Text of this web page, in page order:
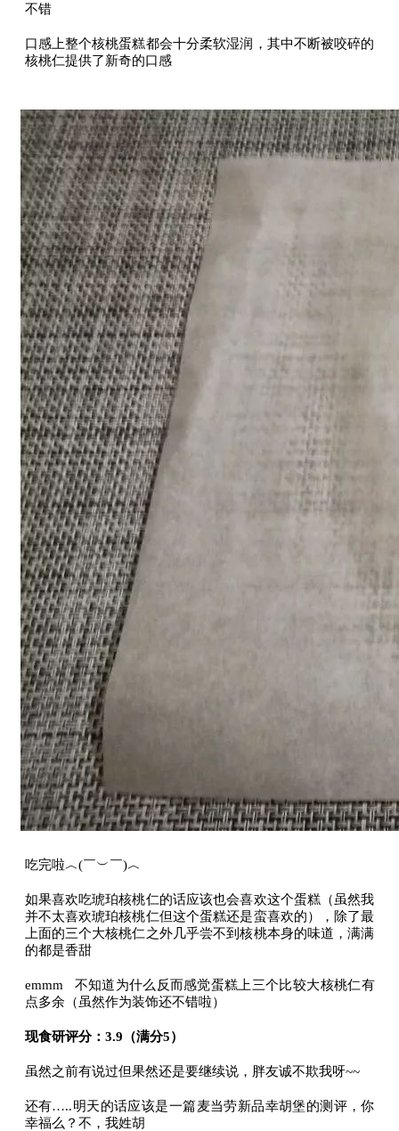
不错
口感上整个核桃蛋糕都会十分柔软湿润，其中不断被咬碎的
核桃仁提供了新奇的口感
吃完啦︿(￣︶￣)︿
如果喜欢吃琥珀核桃仁的话应该也会喜欢这个蛋糕（虽然我
并不太喜欢琥珀核桃仁但这个蛋糕还是蛮喜欢的），除了最
上面的三个大核桃仁之外几乎尝不到核桃本身的味道，满满
的都是香甜
emmm 不知道为什么反而感觉蛋糕上三个比较大核桃仁有
点多余（虽然作为装饰还不错啦）
现食研评分：3.9（满分5）
虽然之前有说过但果然还是要继续说，胖友诚不欺我呀~~
还有…..明天的话应该是一篇麦当劳新品幸胡堡的测评，你
幸福么？不，我姓胡